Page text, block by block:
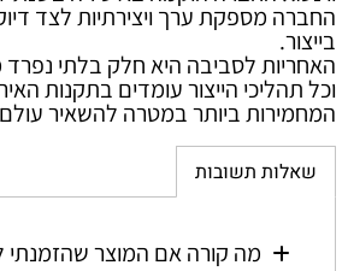
החברה מספקת ערך ויצירתיות לצד
בייצור.
האחריות לסביבה היא חלק בלתי נפרד
וכל תהליכי הייצור עומדים בתקנות
המחמירות ביותר במטרה להשאיר
שאלות תשובות
מה קורה אם המוצר שהזמנתי